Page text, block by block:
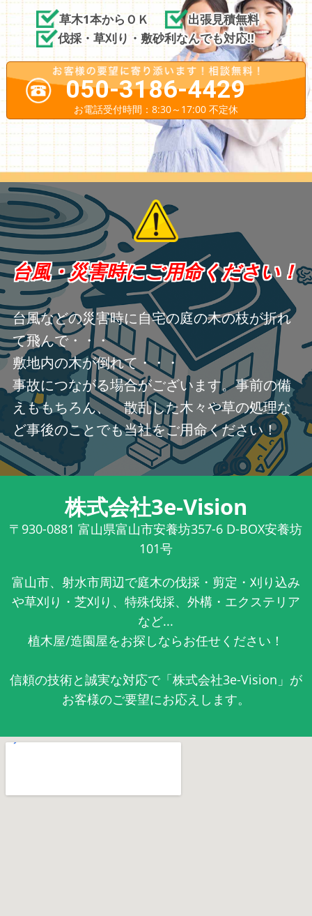
草木1本からＯＫ
出張見積無料
伐採・草刈り・敷砂利なんでも対応!!
050-3186-4429
お電話受付時間：8:30～17:00 不定休
台風・災害時にご用命ください！
台風などの災害時に自宅の庭の木の枝が折れ
て飛んで・・・
敷地内の木が倒れて・・・
事故につながる場合がございます。事前の備
えももちろん、 散乱した木々や草の処理な
ど事後のことでも当社をご用命ください！
株式会社3e-Vision
〒930-0881 富山県富山市安養坊357-6 D-BOX安養坊
101号
富山市、射水市周辺で庭木の伐採・剪定・刈り込み
や草刈り・芝刈り、特殊伐採、外構・エクステリア
など...
植木屋/造園屋をお探しならお任せください！
信頼の技術と誠実な対応で「株式会社3e-Vision」が
お客様のご要望にお応えします。